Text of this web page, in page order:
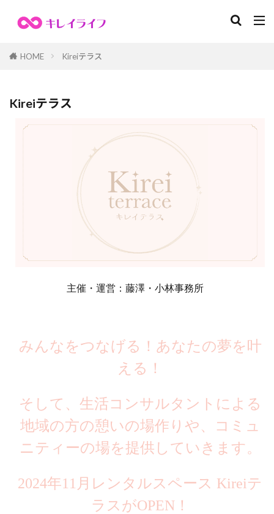
HOME Kireiテラス
Kireiテラス
主催・運営：藤澤・小林事務所
みんなをつなげる！あなたの夢を叶
える！
そして、生活コンサルタントによる
地域の方の憩いの場作りや、コミュ
ニティーの場を提供していきます。
2024年11月レンタルスペース Kireiテ
ラスがOPEN！
タイムマネージメント手帳術